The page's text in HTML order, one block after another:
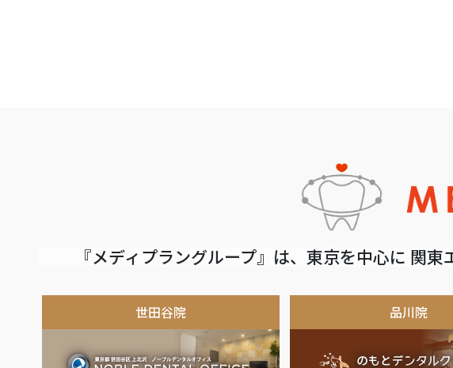
『メディプラングループ』は、東京を中心に 関
世田谷院 品川院